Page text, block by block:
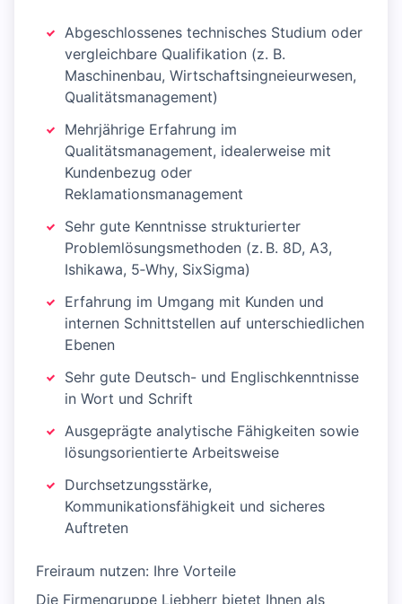
Abgeschlossenes technisches Studium oder
vergleichbare Qualifikation (z. B.
Maschinenbau, Wirtschaftsingneieurwesen,
Qualitätsmanagement)
Mehrjährige Erfahrung im
Qualitätsmanagement, idealerweise mit
Kundenbezug oder
Reklamationsmanagement
Sehr gute Kenntnisse strukturierter
Problemlösungsmethoden (z. B. 8D, A3,
Ishikawa, 5‑Why, SixSigma)
Erfahrung im Umgang mit Kunden und
internen Schnittstellen auf unterschiedlichen
Ebenen
Sehr gute Deutsch- und Englischkenntnisse
in Wort und Schrift
Ausgeprägte analytische Fähigkeiten sowie
lösungsorientierte Arbeitsweise
Durchsetzungsstärke,
Kommunikationsfähigkeit und sicheres
Auftreten
Freiraum nutzen: Ihre Vorteile
Die Firmengruppe Liebherr bietet Ihnen als